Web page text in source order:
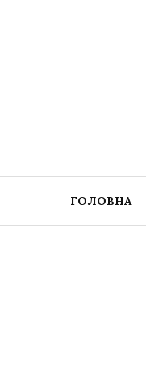
ГОЛОВНА